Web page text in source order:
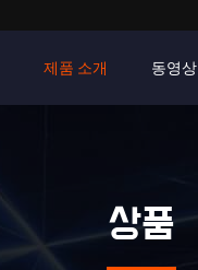
제품 소개 동영상
상품